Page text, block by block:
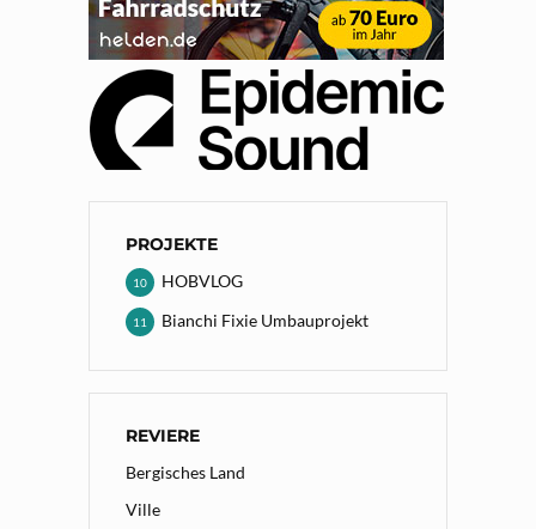
PROJEKTE
HOBVLOG
10
Bianchi Fixie Umbauprojekt
11
REVIERE
Bergisches Land
Ville